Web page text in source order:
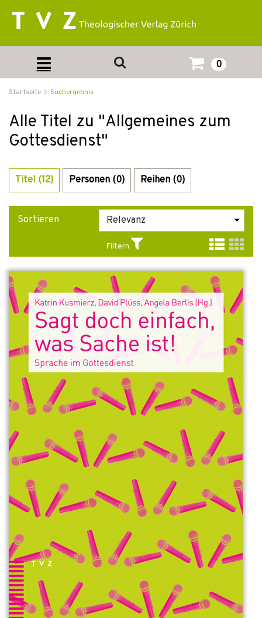
0
Startseite Suchergebnis
Alle Titel zu "Allgemeines zum
Gottesdienst"
Titel (12) Personen (0) Reihen (0)
Sortieren
Filtern